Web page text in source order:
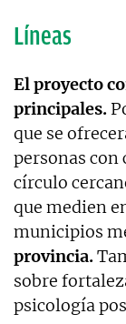
Líneas
El proyecto
principales.
que se
personas con
círculo
que medien
municipios
provincia.
sobre
psicología